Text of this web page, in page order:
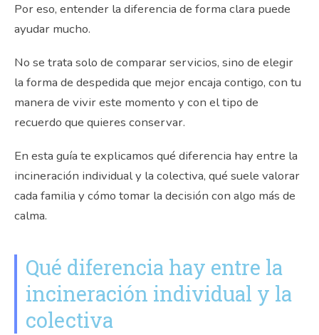
Por eso, entender la diferencia de forma clara puede
ayudar mucho.
No se trata solo de comparar servicios, sino de elegir
la forma de despedida que mejor encaja contigo, con tu
manera de vivir este momento y con el tipo de
recuerdo que quieres conservar.
En esta guía te explicamos qué diferencia hay entre la
incineración individual y la colectiva, qué suele valorar
cada familia y cómo tomar la decisión con algo más de
calma.
Qué diferencia hay entre la
incineración individual y la
colectiva